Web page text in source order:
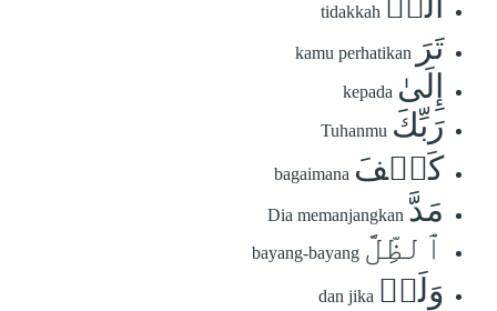
tidakkah
تَرَ kamu perhatikan
إِلَىٰ kepada
رَبِّكَ Tuhanmu
كَيۡفَ bagaimana
مَدَّ Dia memanjangkan
ٱلظِّلَّ bayang-bayang
وَلَوۡ dan jika